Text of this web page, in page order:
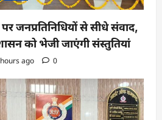
जनप्रतिनिधियों से सीधे संवाद,
को भेजी जाएंगी संस्तुतियां
ago 0